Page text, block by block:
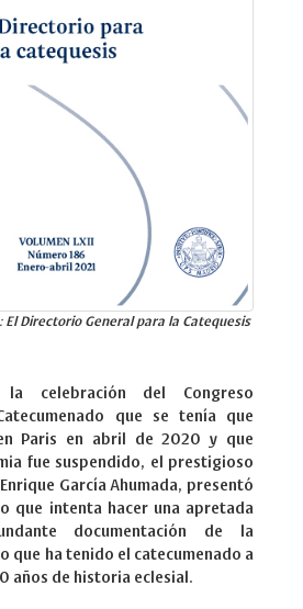
El Directorio General para la Catequesis
celebración del Congreso
que se tenía que
Paris en abril de 2020 y que
fue suspendido, el prestigioso
García Ahumada, presentó
que intenta hacer una apretada
documentación de la
que ha tenido el catecumenado a
años de historia eclesial.